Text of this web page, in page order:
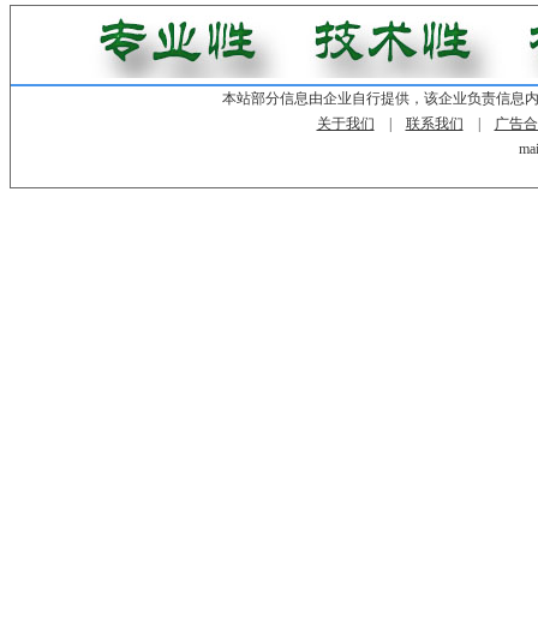
本站部分信息由企业自行提供，该企业负责信息
关于我们
联系我们
广告